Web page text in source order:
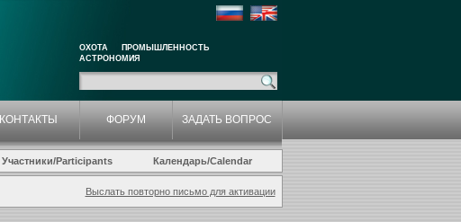
ОХОТА
ПРОМЫШЛЕННОСТЬ
АСТРОНОМИЯ
КОНТАКТЫ ФОРУМ ЗАДАТЬ ВОПРОС
Участники/Participants Календарь/Calendar
Выслать повторно письмо для активации